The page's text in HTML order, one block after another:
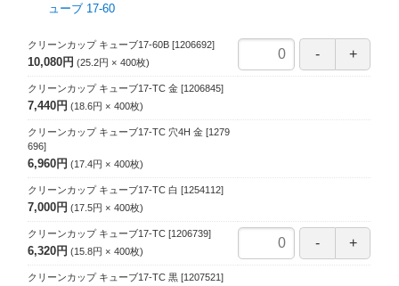
クリーンカップ キューブ17-60B [1206692]
10,080円 25.2円 400枚
クリーンカップ キューブ17-TC 金 [1206845]
7,440円 18.6円 400枚
クリーンカップ キューブ17-TC 穴4H 金 [1279
696]
6,960円 17.4円 400枚
クリーンカップ キューブ17-TC 白 [1254112]
7,000円 17.5円 400枚
クリーンカップ キューブ17-TC [1206739]
6,320円 15.8円 400枚
クリーンカップ キューブ17-TC 黒 [1207521]